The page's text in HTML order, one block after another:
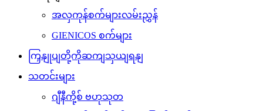
အလှကုန်စက်များလမ်းညွှန်
GIENICOS စက်များ
ကြှနျုပျတို့ကိုဆကျသှယျရနျ
သတင်းများ
ဂျီနီကို့စ် ဗဟုသုတ